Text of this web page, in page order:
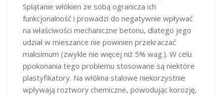
Splątanie włókien ze sobą ogranicza ich
funkcjonalność i prowadzi do negatywnie wpływać
na właściwości mechaniczne betonu, dlatego jego
udział w mieszance nie powinien przekraczać
maksimum (zwykle nie więcej niż 5% wag.). W celu
ppokonania tego problemu stosowane są niektóre
plastyfikatory. Na włókna stalowe niekorzystnie
wpływają roztwory chemiczne, powodując korozję,